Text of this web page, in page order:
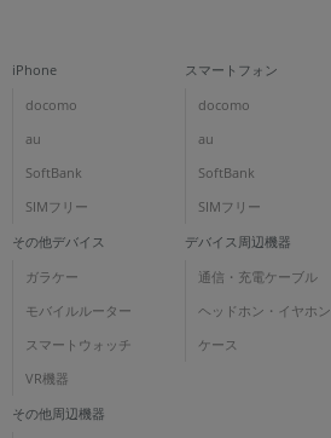
iPhone
docomo
au
SoftBank
SIMフリー
スマートフォン
docomo
au
SoftBank
SIMフリー
その他デバイス
ガラケー
モバイルルーター
スマートウォッチ
VR機器
デバイス周辺機器
通信・充電ケーブル
ヘッドホン・イヤホン
ケース
その他周辺機器